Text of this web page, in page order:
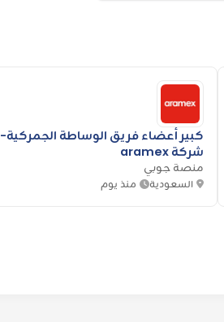
كبير أعضاء فريق الوساطة الجمركية-
شركة aramex
منصة جوبي
السعودية منذ يوم